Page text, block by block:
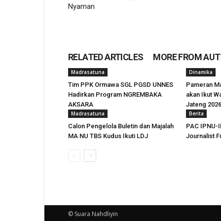
Nyaman
RELATED ARTICLES MORE FROM
Madrasatuna
Tim PPK Ormawa SGL PGSD UNNES
Hadirkan Program NGREMBAKA
AKSARA
Dinamika
Pameran
akan Ikut
Jateng 2026
Madrasatuna
Calon Pengelola Buletin dan Majalah
MA NU TBS Kudus Ikuti LDJ
Berita
PAC IPNU-
Journalist
© Suara Nahdliyin